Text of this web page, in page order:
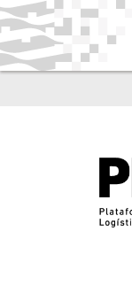
Saltar
al
contenido
Saltar
al
pie